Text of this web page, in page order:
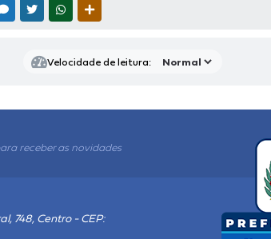
MESSENGER
TWITTERWHATSAPP
Velocidade de leitura:
receber as novidades
748, Centro - CEP: